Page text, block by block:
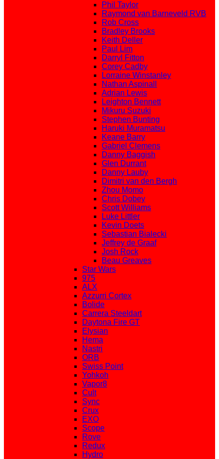
Phil Taylor
Raymond van Barneveld RVB
Rob Cross
Bradley Brooks
Keith Deller
Paul Lim
Darryl Fitton
Corey Cadby
Lorraine Winstanley
Nathan Aspinall
Adrian Lewis
Leighton Bennett
Mikuru Suzuki
Stephen Bunting
Haruki Muramatsu
Keane Barry
Gabriel Clemens
Danny Baggish
Glen Durrant
Danny Lauby
Dimitri van den Bergh
Zhou Momo
Chris Dobey
Scott Williams
Luke Littler
Kevin Doets
Sebastian Bialecki
Jeffrey de Graaf
Josh Rock
Beau Greaves
Star Wars
975
ALX
Azzurri Cortex
Bolide
Carrera Steeldart
Daytona Fire GT
Elysian
Hema
Nastri
ORB
Swiss Point
Yohkoh
Vapor8
Cult
Sync
Crux
EXO
Scope
Rove
Redux
Hydro